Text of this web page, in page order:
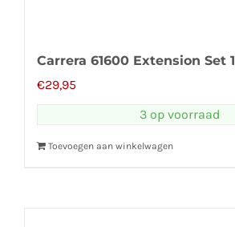
Carrera 61600 Extension Set 1
€29,95
3 op voorraad
Toevoegen aan winkelwagen